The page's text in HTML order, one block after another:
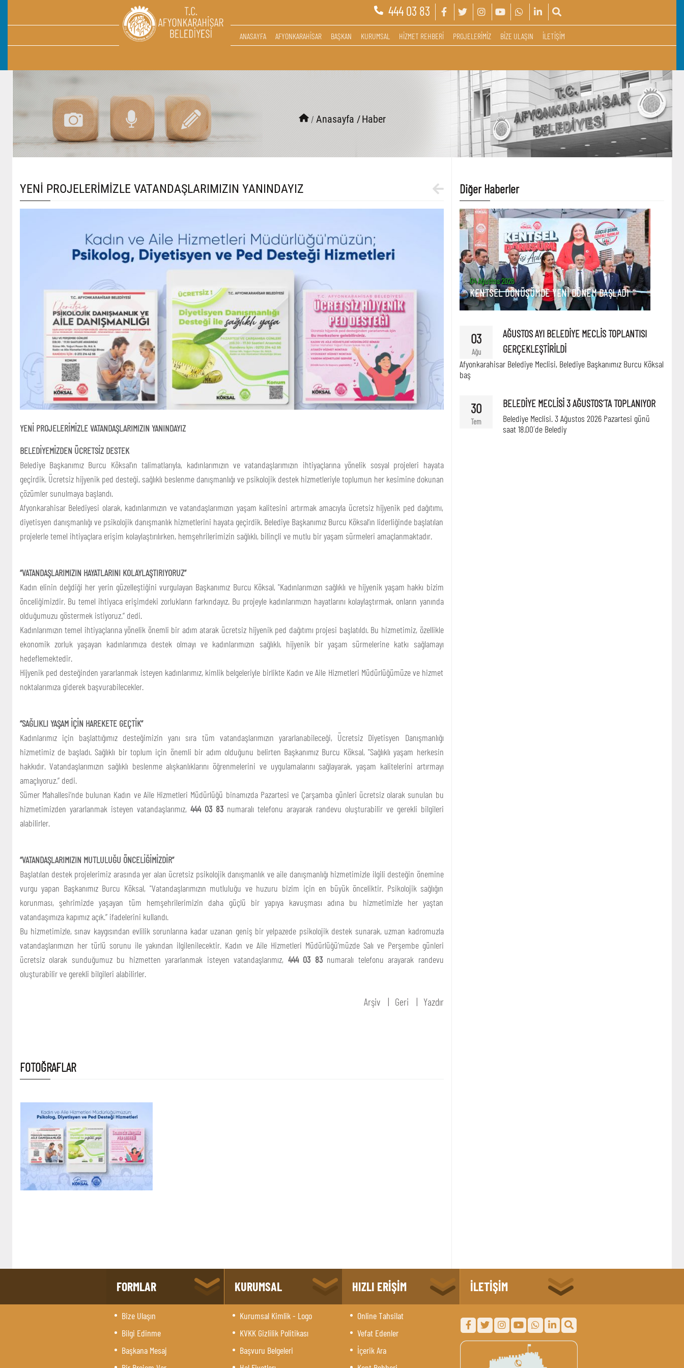
444 03 83
ANASAYFA AFYONKARAHİSAR BAŞKAN KURUMSAL HİZMET REHBERİ PROJELERİMİZ BİZE ULAŞIN İLETİŞİM
/ Anasayfa /Haber
YENİ PROJELERİMİZLE VATANDAŞLARIMIZIN YANINDAYIZ
YENİ PROJELERİMİZLE VATANDAŞLARIMIZIN YANINDAYIZ
BELEDİYEMİZDEN ÜCRETSİZ DESTEK
Belediye Başkanımız Burcu Köksal’ın talimatlarıyla, kadınlarımızın ve vatandaşlarımızın ihtiyaçlarına yönelik sosyal projeleri hayata
geçirdik. Ücretsiz hijyenik ped desteği, sağlıklı beslenme danışmanlığı ve psikolojik destek hizmetleriyle toplumun her kesimine dokunan
çözümler sunulmaya başlandı.
Afyonkarahisar Belediyesi olarak, kadınlarımızın ve vatandaşlarımızın yaşam kalitesini artırmak amacıyla ücretsiz hijyenik ped dağıtımı,
diyetisyen danışmanlığı ve psikolojik danışmanlık hizmetlerini hayata geçirdik. Belediye Başkanımız Burcu Köksal’ın liderliğinde başlatılan
projelerle temel ihtiyaçlara erişim kolaylaştırılırken, hemşehrilerimizin sağlıklı, bilinçli ve mutlu bir yaşam sürmeleri amaçlanmaktadır.
“VATANDAŞLARIMIZIN HAYATLARINI KOLAYLAŞTIRIYORUZ”
Kadın elinin değdiği her yerin güzelleştiğini vurgulayan Başkanımız Burcu Köksal, "Kadınlarımızın sağlıklı ve hijyenik yaşam hakkı bizim
önceliğimizdir. Bu temel ihtiyaca erişimdeki zorlukların farkındayız. Bu projeyle kadınlarımızın hayatlarını kolaylaştırmak, onların yanında
olduğumuzu göstermek istiyoruz.” dedi.
Kadınlarımızın temel ihtiyaçlarına yönelik önemli bir adım atarak ücretsiz hijyenik ped dağıtımı projesi başlatıldı. Bu hizmetimiz, özellikle
ekonomik zorluk yaşayan kadınlarımıza destek olmayı ve kadınlarımızın sağlıklı, hijyenik bir yaşam sürmelerine katkı sağlamayı
hedeflemektedir.
Hijyenik ped desteğinden yararlanmak isteyen kadınlarımız, kimlik belgeleriyle birlikte Kadın ve Aile Hizmetleri Müdürlüğümüze ve hizmet
noktalarımıza giderek başvurabilecekler.
“SAĞLIKLI YAŞAM İÇİN HAREKETE GEÇTİK”
Kadınlarımız için başlattığımız desteğimizin yanı sıra tüm vatandaşlarımızın yararlanabileceği, Ücretsiz Diyetisyen Danışmanlığı
hizmetimiz de başladı. Sağlıklı bir toplum için önemli bir adım olduğunu belirten Başkanımız Burcu Köksal, "Sağlıklı yaşam herkesin
hakkıdır. Vatandaşlarımızın sağlıklı beslenme alışkanlıklarını öğrenmelerini ve uygulamalarını sağlayarak, yaşam kalitelerini artırmayı
amaçlıyoruz.” dedi.
Sümer Mahallesi’nde bulunan Kadın ve Aile Hizmetleri Müdürlüğü binamızda Pazartesi ve Çarşamba günleri ücretsiz olarak sunulan bu
hizmetimizden yararlanmak isteyen vatandaşlarımız, 444 03 83numaralı telefonu arayarak randevu oluşturabilir ve gerekli bilgileri
alabilirler.
“VATANDAŞLARIMIZIN MUTLULUĞU ÖNCELİĞİMİZDİR”
Başlatılan destek projelerimiz arasında yer alan ücretsiz psikolojik danışmanlık ve aile danışmanlığı hizmetimizle ilgili desteğin önemine
vurgu yapan Başkanımız Burcu Köksal, "Vatandaşlarımızın mutluluğu ve huzuru bizim için en büyük önceliktir. Psikolojik sağlığın
korunması, şehrimizde yaşayan tüm hemşehrilerimizin daha güçlü bir yapıya kavuşması adına bu hizmetimizle her yaştan
vatandaşımıza kapımız açık.” ifadelerini kullandı.
Bu hizmetimizle, sınav kaygısından evlilik sorunlarına kadar uzanan geniş bir yelpazede psikolojik destek sunarak, uzman kadromuzla
vatandaşlarımızın her türlü sorunu ile yakından ilgilenilecektir. Kadın ve Aile Hizmetleri Müdürlüğü’müzde Salı ve Perşembe günleri
ücretsiz olarak sunduğumuz bu hizmetten yararlanmak isteyen vatandaşlarımız, 444 03 83numaralı telefonu arayarak randevu
oluşturabilir ve gerekli bilgileri alabilirler.
Arşiv Geri Yazdır
FOTOĞRAFLAR
Diğer Haberler
04 Ağustos 2026
KENTSEL DÖNÜŞÜMDE YENİ DÖNEM BAŞLADI
03
Ağu
AĞUSTOS AYI BELEDİYE MECLİS TOPLANTISI
GERÇEKLEŞTİRİLDİ
Afyonkarahisar Belediye Meclisi, Belediye Başkanımız Burcu Köksal
baş
30
Tem
BELEDİYE MECLİSİ 3 AĞUSTOS´TA TOPLANIYOR
Belediye Meclisi. 3 Ağustos 2026 Pazartesi günü
saat 18.00´de Belediy
FORMLAR
Bize Ulaşın
Bilgi Edinme
Başkana Mesaj
KURUMSAL
Kurumsal Kimlik - Logo
KVKK Gizlilik Politikası
Başvuru Belgeleri
HIZLI ERİŞİM
Online Tahsilat
Vefat Edenler
İçerik Ara
İLETİŞİM